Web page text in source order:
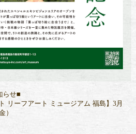
らせ■
リーフアート ミュージアム 福島】3月
）